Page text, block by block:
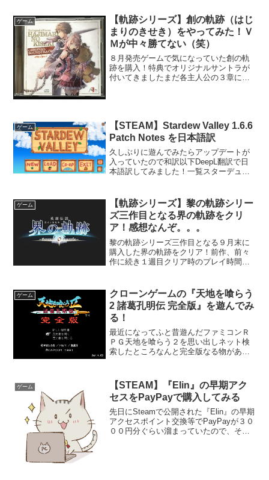
ゲーム
【軌跡シリーズ】創の軌跡（はじ
まりのきせき）をやってみた！Ｖ
Ｍが中々勝てない（笑）
８月発売ゲームで気になっていた創の軌
跡を購入！特典でオリジナルサントラが
付いてきましたまだ各主人公の３章に入
ゲーム
【STEAM】Stardew Valley 1.6.6
Patch Notes を日本語訳
久しぶりに遊んでみたらアップデートが
入っていたので和訳以下DeepL翻訳で日
本語訳してみました！一覧スターデュー
イの追加や変更という点ではそれほど大
きなものはあり...
ゲーム
【軌跡シリーズ】黎の軌跡シリー
ズ三作目となる界の軌跡をクリ
ア！感想なんぞ。。。
黎の軌跡シリーズ三作目となる９月末に
購入した界の軌跡をクリア！前作、前々
作に続き１週目クリア時のプレイ時間で
なりますね（笑）黎の軌跡１黎の軌跡２
今回は宇宙計画を軸に、過去...
ゲーム
クローンゲームの『天地を喰らう
2 諸葛孔明伝 完全版』を遊んでみ
る！
最近になってふと昔遊んだファミコンＲ
ＰＧ天地を喰らう２を思い出しネット検
索したところなんと完全版なる物があり
ver.4.08・改で検索するとすぐ見つかるは
ず。他にもいくつか種類...
ゲーム
【STEAM】『Elin』の早期アク
セスをPayPayで購入してみる
先日にSteamで公開された『Elin』の早期
アクセスポイント交換等でPayPayが３０
００円分ぐらい溜まっていたので、そち